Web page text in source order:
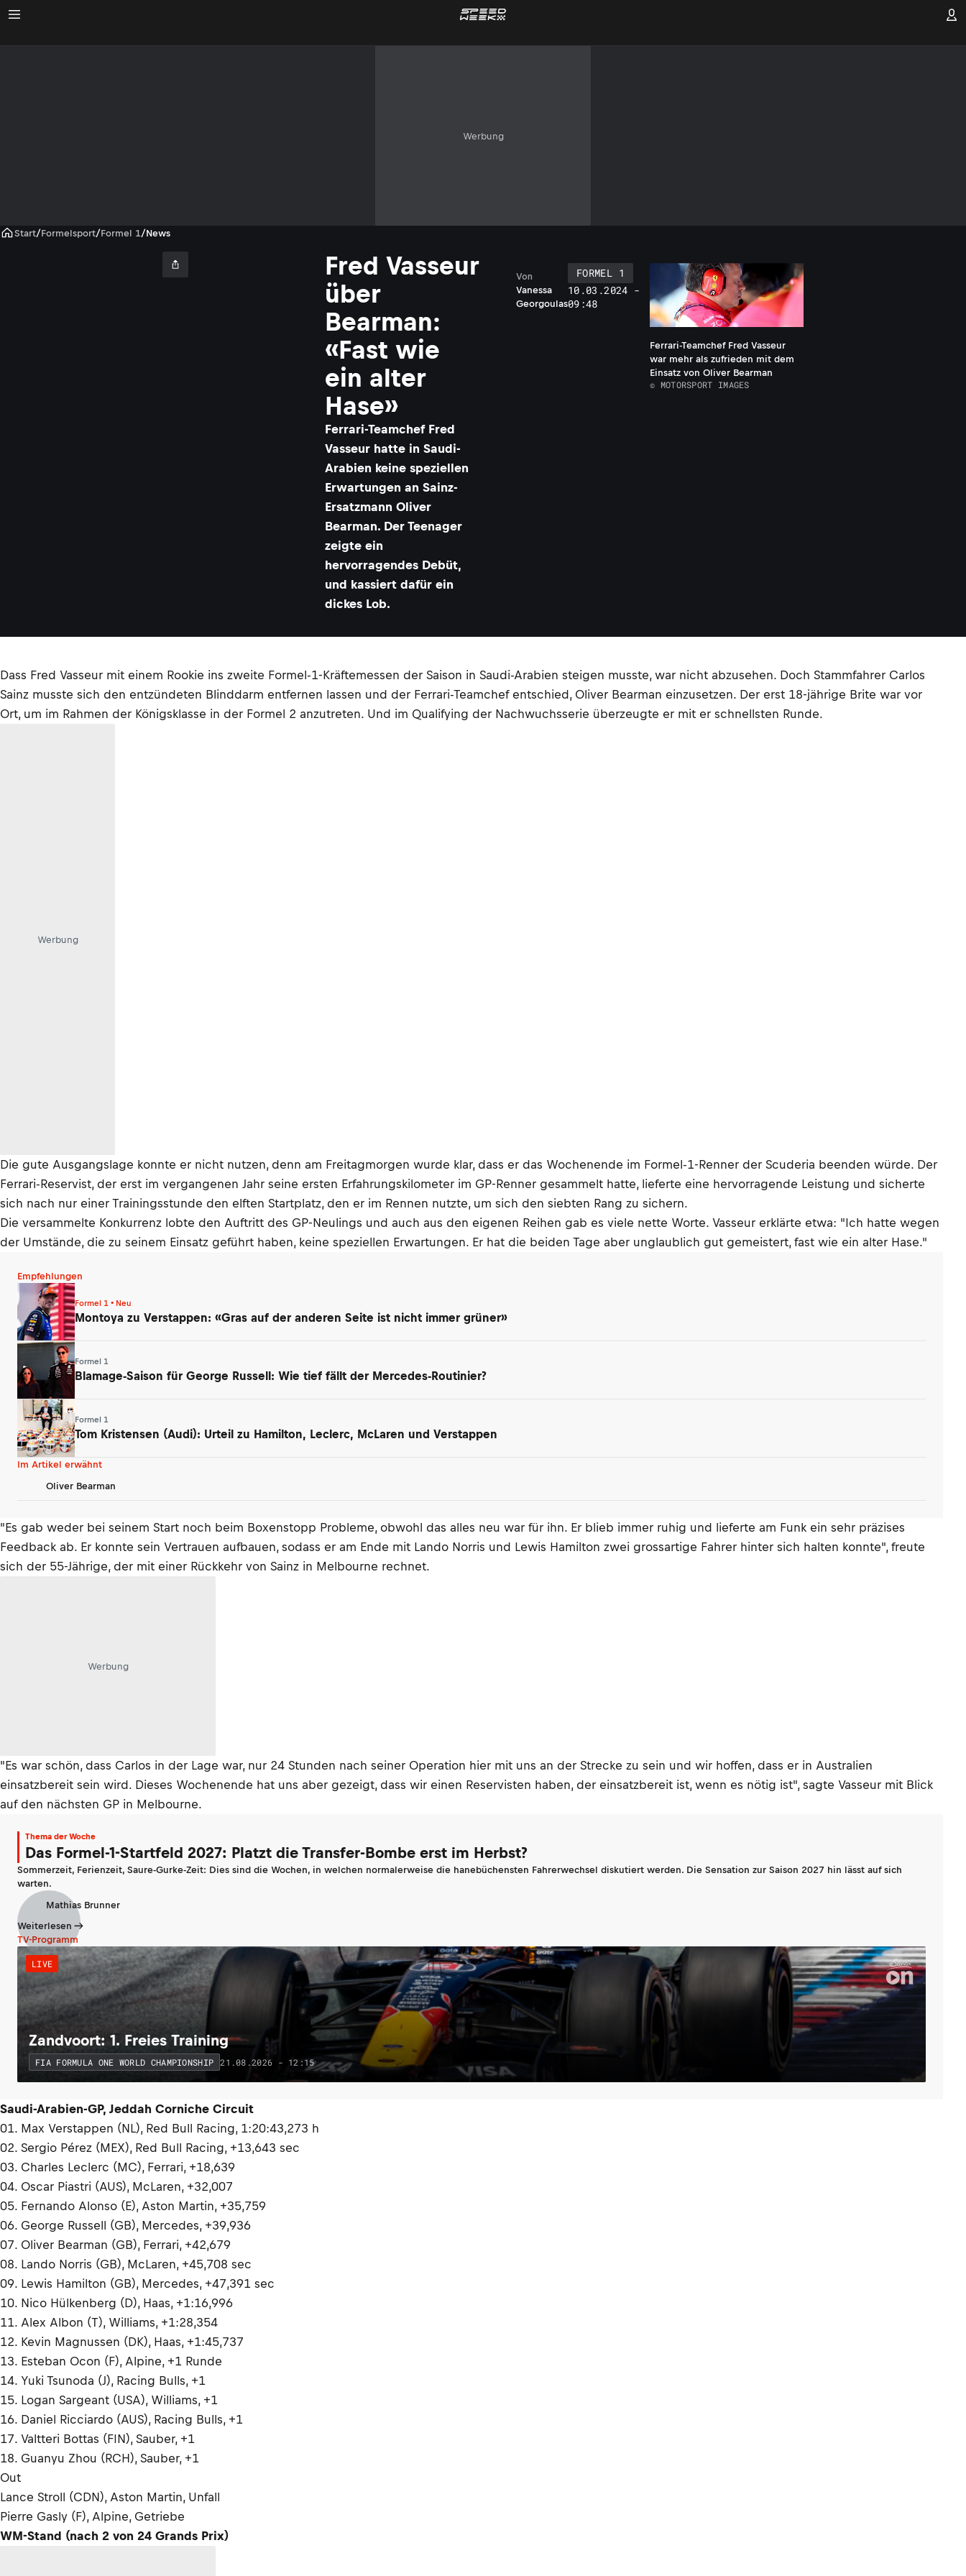
Werbung
Start/Formelsport/Formel 1/News
Fred Vasseur
über
Bearman:
«Fast wie
ein alter
Hase»
Ferrari-Teamchef Fred
Vasseur hatte in Saudi-
Arabien keine speziellen
Erwartungen an Sainz-
Ersatzmann Oliver
Bearman. Der Teenager
zeigte ein
hervorragendes Debüt,
und kassiert dafür ein
dickes Lob.
Vanessa
Georgoulas
Von
FORMEL 1
10.03.2024 -
09:48
Ferrari-Teamchef Fred Vasseur
war mehr als zufrieden mit dem
Einsatz von Oliver Bearman
© MOTORSPORT IMAGES
Dass Fred Vasseur mit einem Rookie ins zweite Formel-1-Kräftemessen der Saison in Saudi-Arabien steigen musste, war nicht abzusehen. Doch Stammfahrer Carlos
Sainz musste sich den entzündeten Blinddarm entfernen lassen und der Ferrari-Teamchef entschied, Oliver Bearman einzusetzen. Der erst 18-jährige Brite war vor
Ort, um im Rahmen der Königsklasse in der Formel 2 anzutreten. Und im Qualifying der Nachwuchsserie überzeugte er mit er schnellsten Runde.
Werbung
Die gute Ausgangslage konnte er nicht nutzen, denn am Freitagmorgen wurde klar, dass er das Wochenende im Formel-1-Renner der Scuderia beenden würde. Der
Ferrari-Reservist, der erst im vergangenen Jahr seine ersten Erfahrungskilometer im GP-Renner gesammelt hatte, lieferte eine hervorragende Leistung und sicherte
sich nach nur einer Trainingsstunde den elften Startplatz, den er im Rennen nutzte, um sich den siebten Rang zu sichern.
Die versammelte Konkurrenz lobte den Auftritt des GP-Neulings und auch aus den eigenen Reihen gab es viele nette Worte. Vasseur erklärte etwa: "Ich hatte wegen
der Umstände, die zu seinem Einsatz geführt haben, keine speziellen Erwartungen. Er hat die beiden Tage aber unglaublich gut gemeistert, fast wie ein alter Hase."
Empfehlungen
Formel 1 • Neu
Montoya zu Verstappen: «Gras auf der anderen Seite ist nicht immer grüner»
Formel 1
Blamage-Saison für George Russell: Wie tief fällt der Mercedes-Routinier?
Formel 1
Tom Kristensen (Audi): Urteil zu Hamilton, Leclerc, McLaren und Verstappen
Im Artikel erwähnt
Oliver Bearman
"Es gab weder bei seinem Start noch beim Boxenstopp Probleme, obwohl das alles neu war für ihn. Er blieb immer ruhig und lieferte am Funk ein sehr präzises
Feedback ab. Er konnte sein Vertrauen aufbauen, sodass er am Ende mit Lando Norris und Lewis Hamilton zwei grossartige Fahrer hinter sich halten konnte", freute
sich der 55-Jährige, der mit einer Rückkehr von Sainz in Melbourne rechnet.
Werbung
"Es war schön, dass Carlos in der Lage war, nur 24 Stunden nach seiner Operation hier mit uns an der Strecke zu sein und wir hoffen, dass er in Australien
einsatzbereit sein wird. Dieses Wochenende hat uns aber gezeigt, dass wir einen Reservisten haben, der einsatzbereit ist, wenn es nötig ist", sagte Vasseur mit Blick
auf den nächsten GP in Melbourne.
Thema der Woche
Das Formel-1-Startfeld 2027: Platzt die Transfer-Bombe erst im Herbst?
Sommerzeit, Ferienzeit, Saure-Gurke-Zeit: Dies sind die Wochen, in welchen normalerweise die hanebüchensten Fahrerwechsel diskutiert werden. Die Sensation zur Saison 2027 hin lässt auf sich
warten.
Mathias Brunner
Weiterlesen
TV-Programm
LIVE
Zandvoort: 1. Freies Training
FIA FORMULA ONE WORLD CHAMPIONSHIP 21.08.2026 - 12:15
Saudi-Arabien-GP, Jeddah Corniche Circuit
01. Max Verstappen (NL), Red Bull Racing, 1:20:43,273 h
02. Sergio Pérez (MEX), Red Bull Racing, +13,643 sec
03. Charles Leclerc (MC), Ferrari, +18,639
04. Oscar Piastri (AUS), McLaren, +32,007
05. Fernando Alonso (E), Aston Martin, +35,759
06. George Russell (GB), Mercedes, +39,936
07. Oliver Bearman (GB), Ferrari, +42,679
08. Lando Norris (GB), McLaren, +45,708 sec
09. Lewis Hamilton (GB), Mercedes, +47,391 sec
10. Nico Hülkenberg (D), Haas, +1:16,996
11. Alex Albon (T), Williams, +1:28,354
12. Kevin Magnussen (DK), Haas, +1:45,737
13. Esteban Ocon (F), Alpine, +1 Runde
14. Yuki Tsunoda (J), Racing Bulls, +1
15. Logan Sargeant (USA), Williams, +1
16. Daniel Ricciardo (AUS), Racing Bulls, +1
17. Valtteri Bottas (FIN), Sauber, +1
18. Guanyu Zhou (RCH), Sauber, +1
Out
Lance Stroll (CDN), Aston Martin, Unfall
Pierre Gasly (F), Alpine, Getriebe
WM-Stand (nach 2 von 24 Grands Prix)